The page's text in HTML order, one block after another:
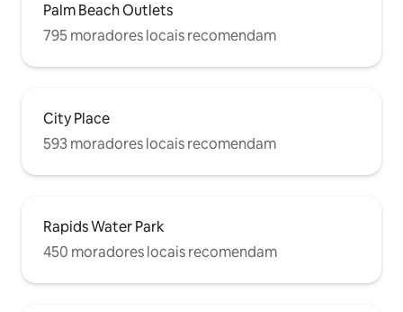
Palm Beach Outlets
795 moradores locais recomendam
City Place
593 moradores locais recomendam
Rapids Water Park
450 moradores locais recomendam